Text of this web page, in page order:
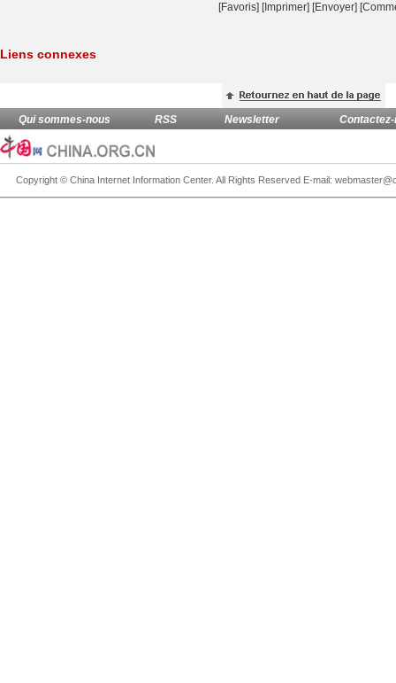
[Favoris] [Imprimer] [Envoyer]
Liens connexes